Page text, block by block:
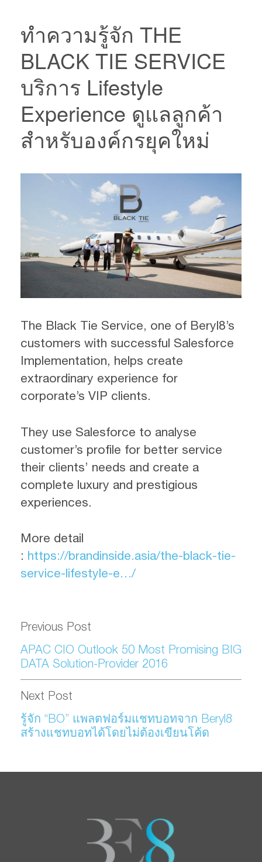
ทำความรู้จัก THE
BLACK TIE SERVICE
บริการ Lifestyle
Experience ดูแลลูกค้า
สำหรับองค์กรยุคใหม่
The Black Tie Service, one of Beryl8’s
customers with successful Salesforce
Implementation, helps create
extraordinary experience for
corporate’s VIP clients.
They use Salesforce to analyse
customer’s profile for better service
their clients’ needs and create a
complete luxury and prestigious
experiences.
More detail
: https://brandinside.asia/the-black-tie-
service-lifestyle-e…/
Previous Post
APAC CIO Outlook 50 Most Promising BIG
DATA Solution-Provider 2016
Next Post
รู้จัก “BO” แพลตฟอร์มแชทบอทจาก Beryl8
สร้างแชทบอทได้โดยไม่ต้องเขียนโค้ด